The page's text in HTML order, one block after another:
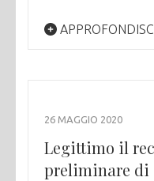
APPROFONDISCI
26 MAGGIO 2020
Legittimo il
preliminare di